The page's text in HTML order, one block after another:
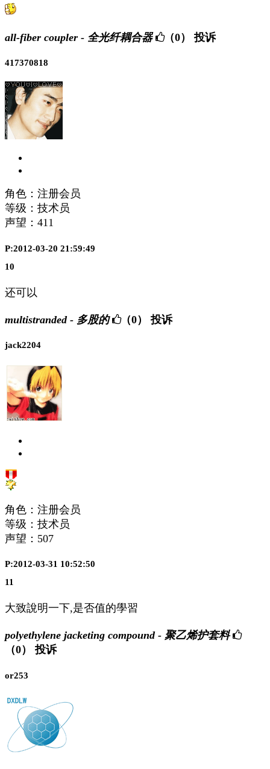
all-fiber coupler - 全光纤耦合器 （0） 投诉
417370818
角色：注册会员
等级：技术员
声望： 411
P:2012-03-20 21:59:49
10
还可以
multistranded - 多股的 （0） 投诉
jack2204
角色：注册会员
等级：技术员
声望： 507
P:2012-03-31 10:52:50
11
大致說明一下,是否值的學習
polyethylene jacketing compound - 聚乙烯护套料
（0）
投诉
or253